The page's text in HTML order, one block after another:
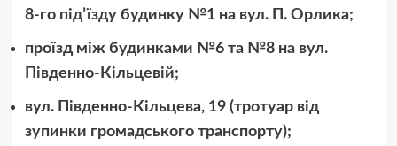
8-го під’їзду будинку №1 на вул. П. Орлика;
проїзд між будинками №6 та №8 на вул.
Південно-Кільцевій;
вул. Південно-Кільцева, 19 (тротуар від
зупинки громадського транспорту);